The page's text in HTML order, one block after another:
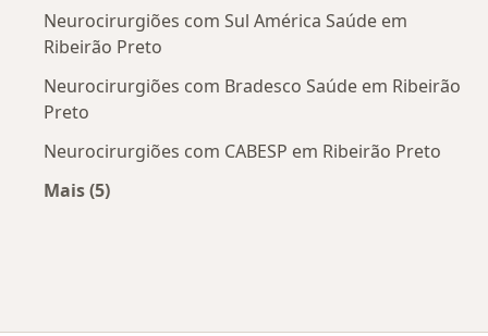
Neurocirurgiões com Sul América Saúde em
Ribeirão Preto
Neurocirurgiões com Bradesco Saúde em Ribeirão
Preto
Neurocirurgiões com CABESP em Ribeirão Preto
Mais (5)